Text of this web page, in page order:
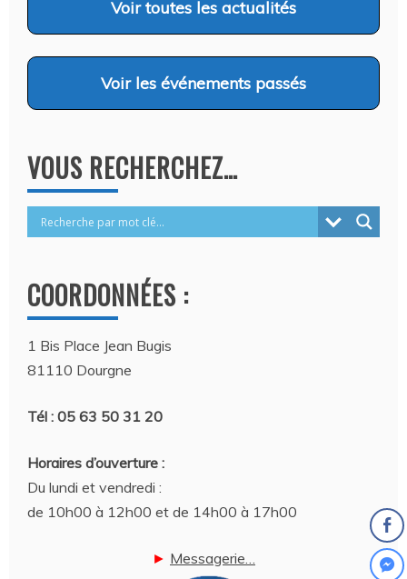
Voirtoutes les actualités
Voir les événements passés
VOUS RECHERCHEZ…
COORDONNÉES :
1 Bis Place Jean Bugis
81110 Dourgne
Tél : 05 63 50 31 20
Horaires d’ouverture :
Du lundi et vendredi :
de 10h00 à 12h00 et de 14h00 à 17h00
► Messagerie…